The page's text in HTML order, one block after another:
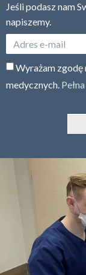
Jeśli podasz nam
napiszemy.
Wyrażam zgodę
medycznych.